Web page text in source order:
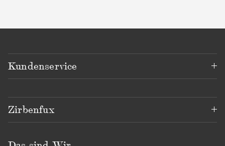
Kundenservice
Zirbenfux